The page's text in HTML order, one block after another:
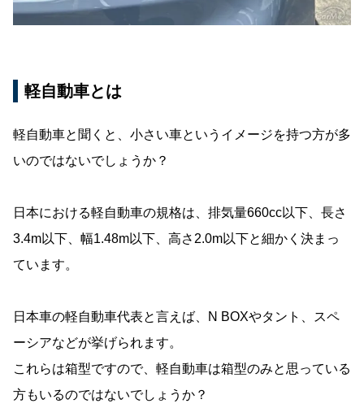
軽自動車とは
軽自動車と聞くと、小さい車というイメージを持つ方が多
いのではないでしょうか？
日本における軽自動車の規格は、排気量660cc以下、長さ
3.4m以下、幅1.48m以下、高さ2.0m以下と細かく決まっ
ています。
日本車の軽自動車代表と言えば、N BOXやタント、スペ
ーシアなどが挙げられます。
これらは箱型ですので、軽自動車は箱型のみと思っている
方もいるのではないでしょうか？